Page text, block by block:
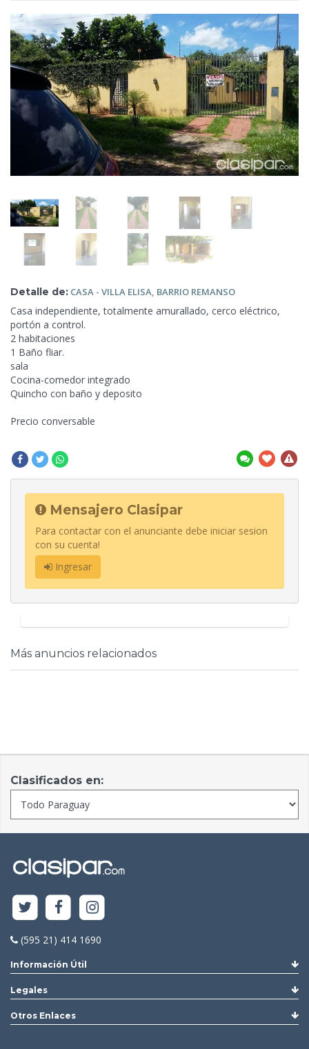
Detalle de: CASA - VILLA ELISA, BARRIO REMANSO
Casa independiente,totalmente amurallado, cerco eléctrico,
portón a control.
2 habitaciones
1 Baño fliar.
sala
Cocina-comedor integrado
Quincho con baño y deposito
Precio conversable
Mensajero Clasipar
Para contactar con el anunciante debe iniciar sesion
con su cuenta!
Ingresar
Más anuncios relacionados
Clasificados en:
(595 21) 414 1690
Información Útil
Legales
Otros Enlaces